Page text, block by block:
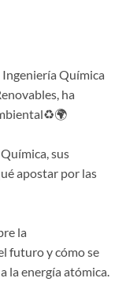
Química
ha
sus
apostar por las
la
futuro y cómo se
la energía atómica.